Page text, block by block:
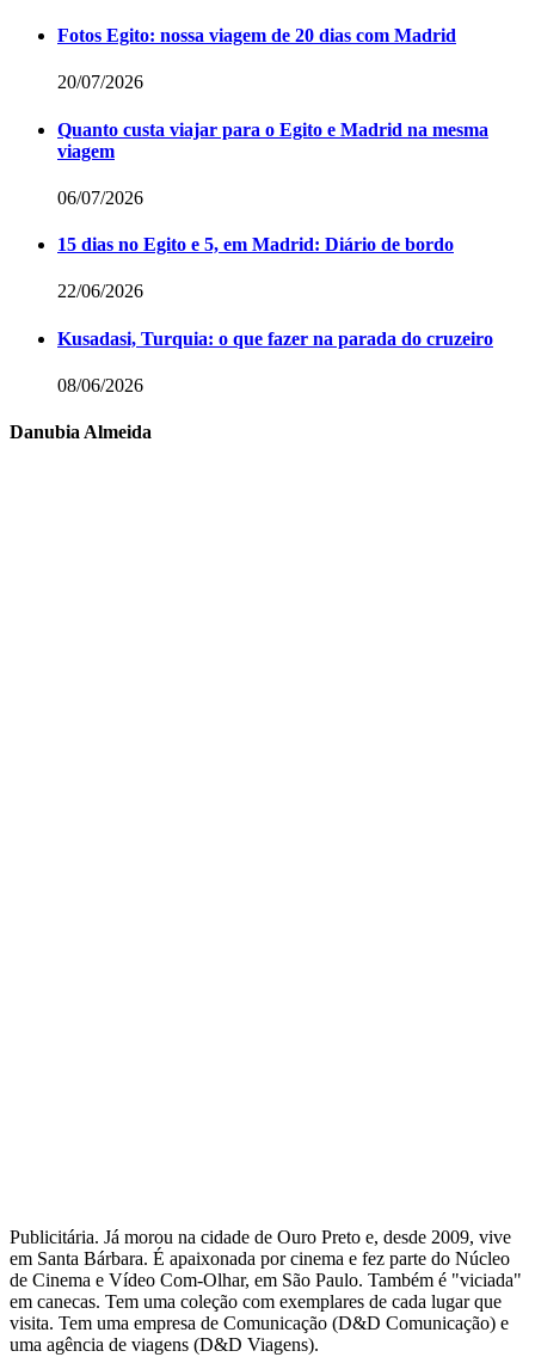
Fotos Egito: nossa viagem de 20 dias com Madrid
20/07/2026
Quanto custa viajar para o Egito e Madrid na mesma
viagem
06/07/2026
15 dias no Egito e 5, em Madrid: Diário de bordo
22/06/2026
Kusadasi, Turquia: o que fazer na parada do cruzeiro
08/06/2026
Danubia Almeida
Publicitária. Já morou na cidade de Ouro Preto e, desde 2009, vive
em Santa Bárbara. É apaixonada por cinema e fez parte do Núcleo
de Cinema e Vídeo Com-Olhar, em São Paulo. Também é "viciada"
em canecas. Tem uma coleção com exemplares de cada lugar que
visita. Tem uma empresa de Comunicação (D&D Comunicação) e
uma agência de viagens (D&D Viagens).